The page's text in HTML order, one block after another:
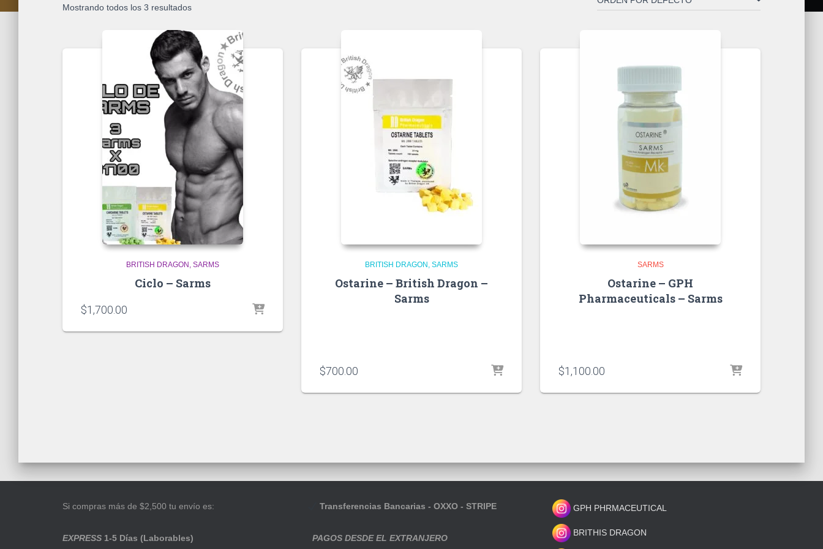
Mostrando todos los 3 resultados
BRITISH DRAGON SARMS
Ciclo – Sarms
$1,700.00
BRITISH DRAGON SARMS
Ostarine – British Dragon –
Sarms
$700.00
SARMS
Ostarine – GPH
Pharmaceuticals – Sarms
$1,100.00
Si compras más de $2,500 tu envío es:
EXPRESS 1-5 Días (Laborables)
Transferencias Bancarias - OXXO - STRIPE
PAGOS DESDE EL EXTRANJERO
GPH PHRMACEUTICAL
BRITHIS DRAGON